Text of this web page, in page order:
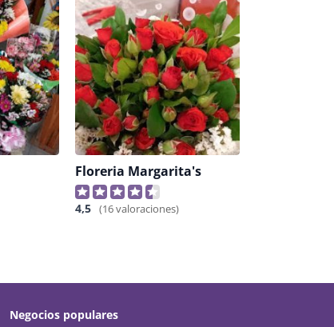
Floreria Margarita's
4,5 (16 valoraciones)
Negocios populares